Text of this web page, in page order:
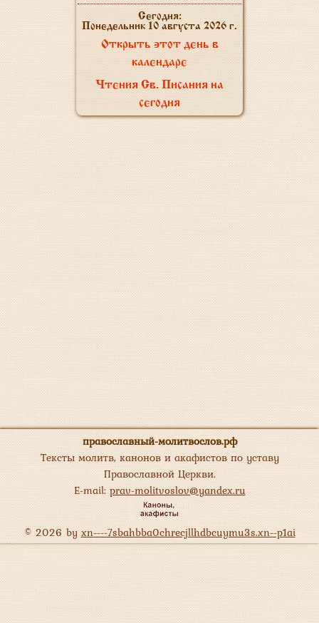
Сегодня:
Понедельник 10 августа 2026 г.
Открыть этот день в
календаре
Чтения Св. Писания на
сегодня
православный-молитвослов.рф
Тексты молитв, канонов и акафистов по уставу
Православной Церкви.
E-mail:prav-molitvoslov@yandex.ru
© 2026 byxn----7sbahbba0chrecjllhdbcuymu3s.xn--p1ai